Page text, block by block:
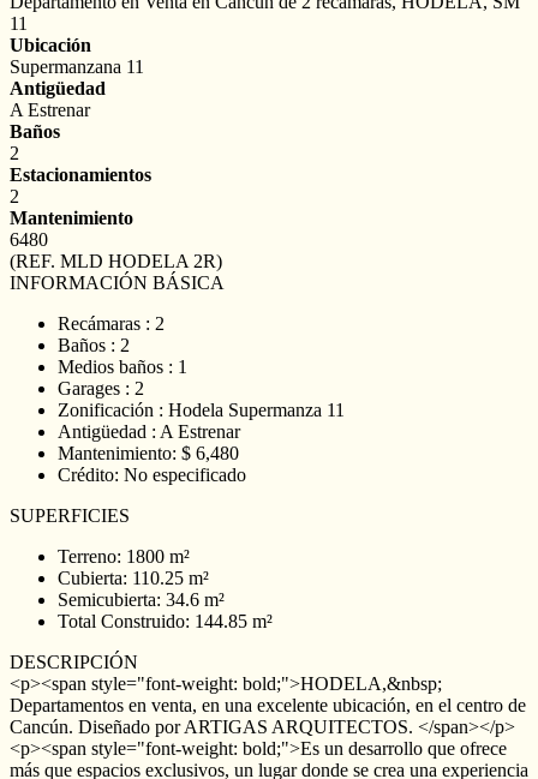
11
Ubicación
Supermanzana 11
Antigüedad
A Estrenar
Baños
2
Estacionamientos
2
Mantenimiento
6480
(REF. MLD HODELA 2R)
INFORMACIÓN BÁSICA
Recámaras : 2
Baños : 2
Medios baños : 1
Garages : 2
Zonificación : Hodela Supermanza 11
Antigüedad : A Estrenar
Mantenimiento: $ 6,480
Crédito: No especificado
SUPERFICIES
Terreno: 1800 m²
Cubierta: 110.25 m²
Semicubierta: 34.6 m²
Total Construido: 144.85 m²
DESCRIPCIÓN
<p><span style="font-weight: bold;">HODELA,&nbsp;
Departamentos en venta, en una excelente ubicación, en el centro de
Cancún. Diseñado por ARTIGAS ARQUITECTOS. </span></p>
<p><span style="font-weight: bold;">Es un desarrollo que ofrece
más que espacios exclusivos, un lugar donde se crea una experiencia